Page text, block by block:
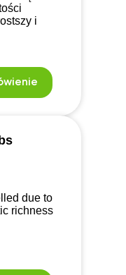
i
modułu
due to
richness